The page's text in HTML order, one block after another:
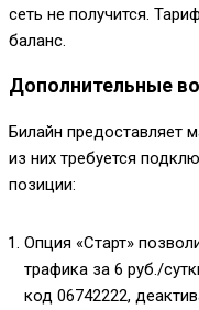
сеть не получится.
баланс.
Дополнительные
Билайн предоставляет
из них требуется
позиции:
Опция «Старт»
трафика за 6 руб./
код 06742222,